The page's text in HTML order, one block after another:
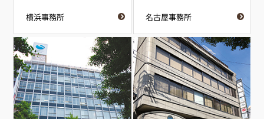
横浜事務所 名古屋事務所